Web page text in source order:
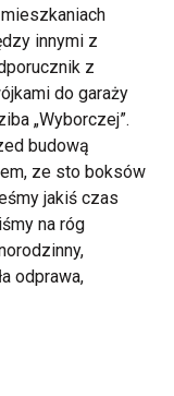
innymi z
z
do garaży
„Wyborczej”.
budową
ze sto boksów
jakiś czas
na róg
odprawa,